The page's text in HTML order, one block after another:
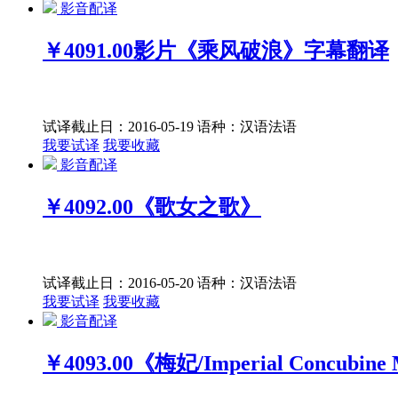
影音配译
￥4091.00影片《乘风破浪》字幕翻译
试译截止日：2016-05-19 语种：汉语法语
我要试译 我要收藏
影音配译
￥4092.00 《歌女之歌》
试译截止日：2016-05-20 语种：汉语法语
我要试译 我要收藏
影音配译
￥4093.00 《梅妃/Imperial Concubine